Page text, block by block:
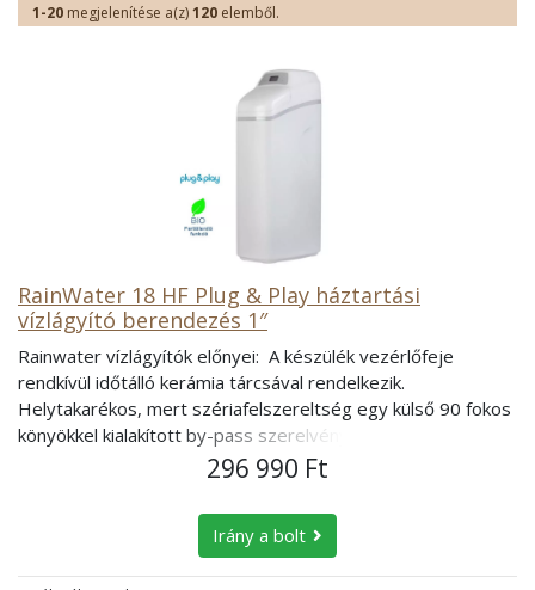
1-20 megjelenítése a(z)120 elemből.
RainWater 18 HF Plug & Play háztartási
vízlágyító berendezés 1″
Rainwater vízlágyítók előnyei: A készülék vezérlőfeje
rendkívül időtálló kerámia tárcsával rendelkezik.
Helytakarékos, mert szériafelszereltség egy külső 90 fokos
könyökkel kialakított by-pass szerelvény, melynek
köszönhetően akár teljesen a fal mellé állítható a vízlágyító
alatt is szolgáltatnak vizet. Magyar nyelvű menüvel és
informatív kijelzővel rendelkeznek. Választható kisebb
lakásokhoz 3/4“, valamint nagyobb házaknak 1” vezérlőfejjel
296 990 Ft
Irány a bolt